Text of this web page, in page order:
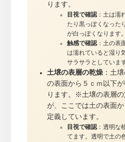
ります。
目視で確認：土は濡
たり黒っぽくなった
が白っぽくなります。
触感で確認：土の表
は濡れていると湿り
サラサラとしていま
土壌の表層の乾燥：土
の表面から５ｃｍ以下
ります。※土壌の表層
が、ここでは土の表面
定義しています。
目視で確認：透明な
てます。透明で土の